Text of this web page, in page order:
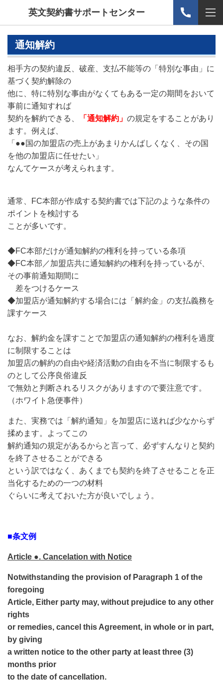
英文契約書サポートセンター
通知解約
相手方の契約違反、破産、支払不能等の「特別な事由」に
基づく契約解除の
他に、特に特別な事由がなくてもある一定の期間をおいて
事前に通知すれば
契約を解約できる、
「通知解約」 の規定をすることがあり
ます。例えば、
「●●国の加盟店の売上があまりかんばしくなく、その国
を他の加盟店に任せたい」
なんてケースが考えられます。
通常、FC本部が作成する契約書では下記のような条件の
ポイントを検討する
ことが多いです。
◆FC本部だけが通知解約の権利を持っている条項
◆FC本部／加盟店共に通知解約の権利を持っているが、
その事前通知期間に
差をつけるケース
◆加盟店が通知解約する場合には「解約金」の支払義務を
課すケース
なお、解約金を課すことで加盟店の通知解約の権利を過度
に制限することは
加盟店の解約の自由や経済活動の自由を不当に制限するも
のとして公序良俗違反
で無効と判断されるリスクがありますので要注意です。
（ホワイト急便事件）
また、実務では「解約通知」を加盟店に送れば少なからず
揉めます。よってこの
解約通知の規定があるからと言って、必ずすんなりと契約
を終了させることができる
という訳ではなく、あくまでも契約を終了させることを正
当化するための一つの材料
ぐらいに考えておいた方が良いでしょう。
■条文例
Article ●. Cancelation with Notice
Notwithstanding the provision of Paragraph 1 of the
foregoing
Article, Either party may, without prejudice to any other
rights
or remedies, cancel this Agreement, in whole or in part,
by giving
a written notice to the other party at least three (3)
months prior
to the date of cancellation.